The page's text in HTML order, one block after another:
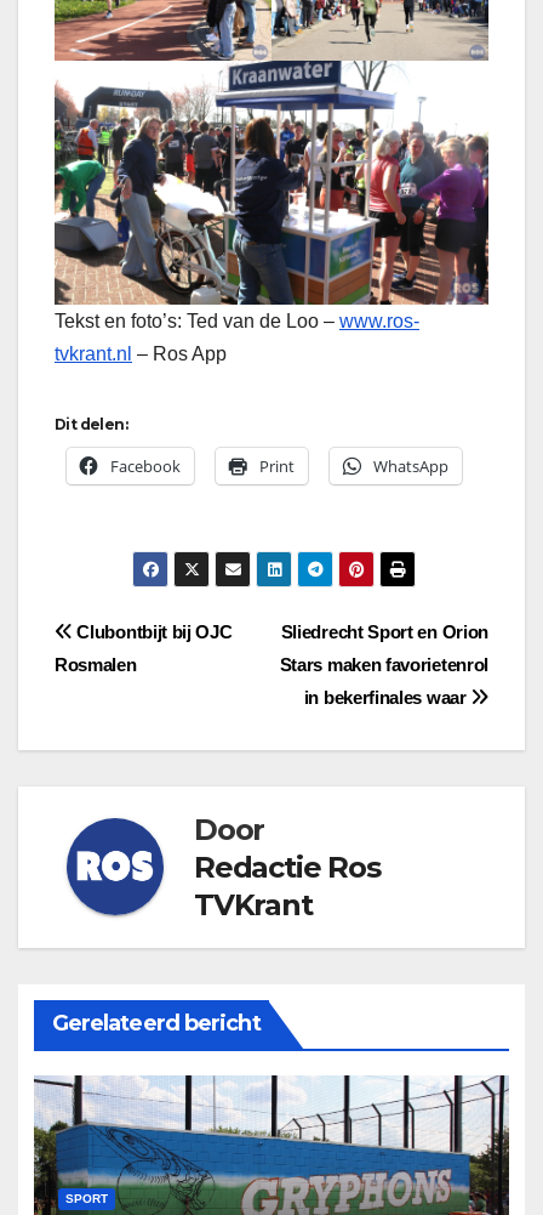
Tekst en foto’s: Ted van de Loo – www.ros-
tvkrant.nl – Ros App
Dit delen:
Facebook Print WhatsApp
Bericht
Sliedrecht Sport en Orion
Stars maken favorietenrol
in bekerfinales waar
Clubontbijt bij OJC
Rosmalen
Door
Redactie Ros
TVKrant
Gerelateerd bericht
SPORT